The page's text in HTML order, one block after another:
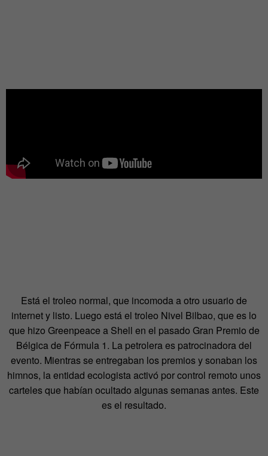
Está el troleo normal, que incomoda a otro usuario de
internet y listo. Luego está el troleo Nivel Bilbao, que es lo
que hizo Greenpeace a Shell en el pasado Gran Premio de
Bélgica de Fórmula 1. La petrolera es patrocinadora del
evento. Mientras se entregaban los premios y sonaban los
himnos, la entidad ecologista activó por control remoto unos
carteles que habían ocultado algunas semanas antes. Este
es el resultado.